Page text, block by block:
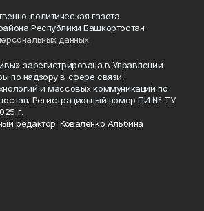
политическая газета
Республики Башкортостан
данных
зарегистрирована в Управлении
по надзору в сфере связи,
и массовых коммуникаций по
Регистрационный номер ПИ № ТУ
г.
редактор: Коваленко Альбина